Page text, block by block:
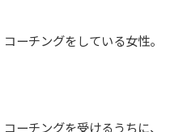
コーチングをしている女性。
コーチングを受けるうちに、